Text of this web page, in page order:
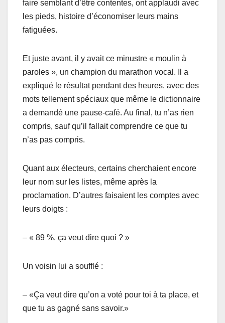
faire semblant d’être contentes, ont applaudi avec
les pieds, histoire d’économiser leurs mains
fatiguées.
Et juste avant, il y avait ce minustre « moulin à
paroles », un champion du marathon vocal. Il a
expliqué le résultat pendant des heures, avec des
mots tellement spéciaux que même le dictionnaire
a demandé une pause-café. Au final, tu n’as rien
compris, sauf qu’il fallait comprendre ce que tu
n’as pas compris.
Quant aux électeurs, certains cherchaient encore
leur nom sur les listes, même après la
proclamation. D’autres faisaient les comptes avec
leurs doigts :
– « 89 %, ça veut dire quoi ? »
Un voisin lui a soufflé :
– «Ça veut dire qu’on a voté pour toi à ta place, et
que tu as gagné sans savoir.»